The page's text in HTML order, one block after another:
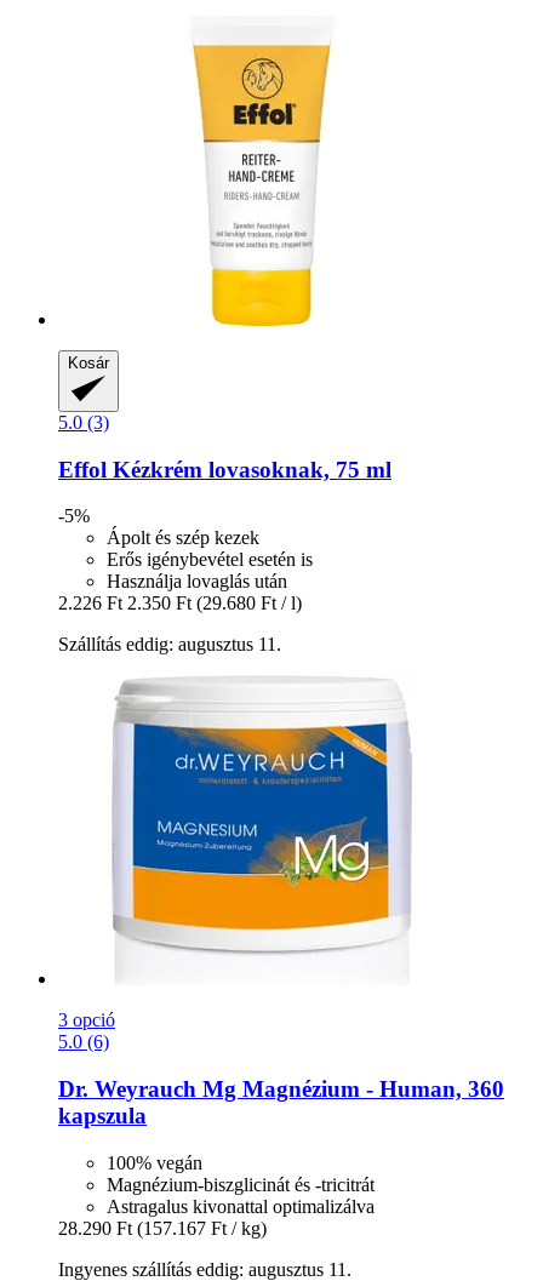
Kosár
5.0 (3)
Effol Kézkrém lovasoknak, 75 ml
-5%
Ápolt és szép kezek
Erős igénybevétel esetén is
Használja lovaglás után
2.226 Ft 2.350 Ft (29.680 Ft / l)
Szállítás eddig: augusztus 11.
3 opció
5.0 (6)
Dr. Weyrauch Mg Magnézium -​ Human, 360
kapszula
100% vegán
Magnézium-biszglicinát és -tricitrát
Astragalus kivonattal optimalizálva
28.290 Ft (157.167 Ft / kg)
Ingyenes szállítás eddig: augusztus 11.